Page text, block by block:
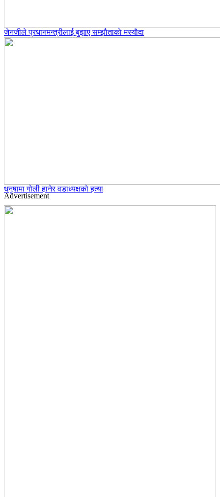
जेनजीले प्रधानमन्त्रीलाई बुझाए सम्झाैताकाे मस्याैदा
धनुषामा गोली हानेर वडाध्यक्षको हत्या
Advertisement